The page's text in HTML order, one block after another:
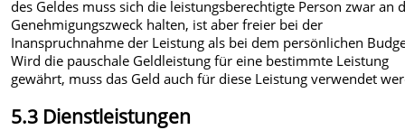
des Geldes muss sich die leistungsberechtigte Person zwar an
Genehmigungszweck halten, ist aber freier bei der
Inanspruchnahme der Leistung als bei dem persönlichen
Wird die pauschale Geldleistung für eine bestimmte Leistung
gewährt, muss das Geld auch für diese Leistung verwendet
5.3 Dienstleistungen